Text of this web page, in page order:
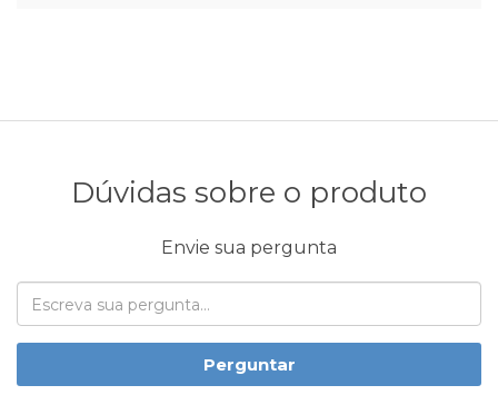
Dúvidas sobre o produto
Envie sua pergunta
Perguntar